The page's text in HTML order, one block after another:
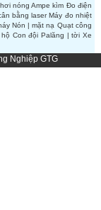
nóng Ampe kìm Đo điện
bằng laser Máy đo nhiệt
Nón | mặt nạ Quạt công
Con đội Palăng | tời Xe
Nghiệp GTG